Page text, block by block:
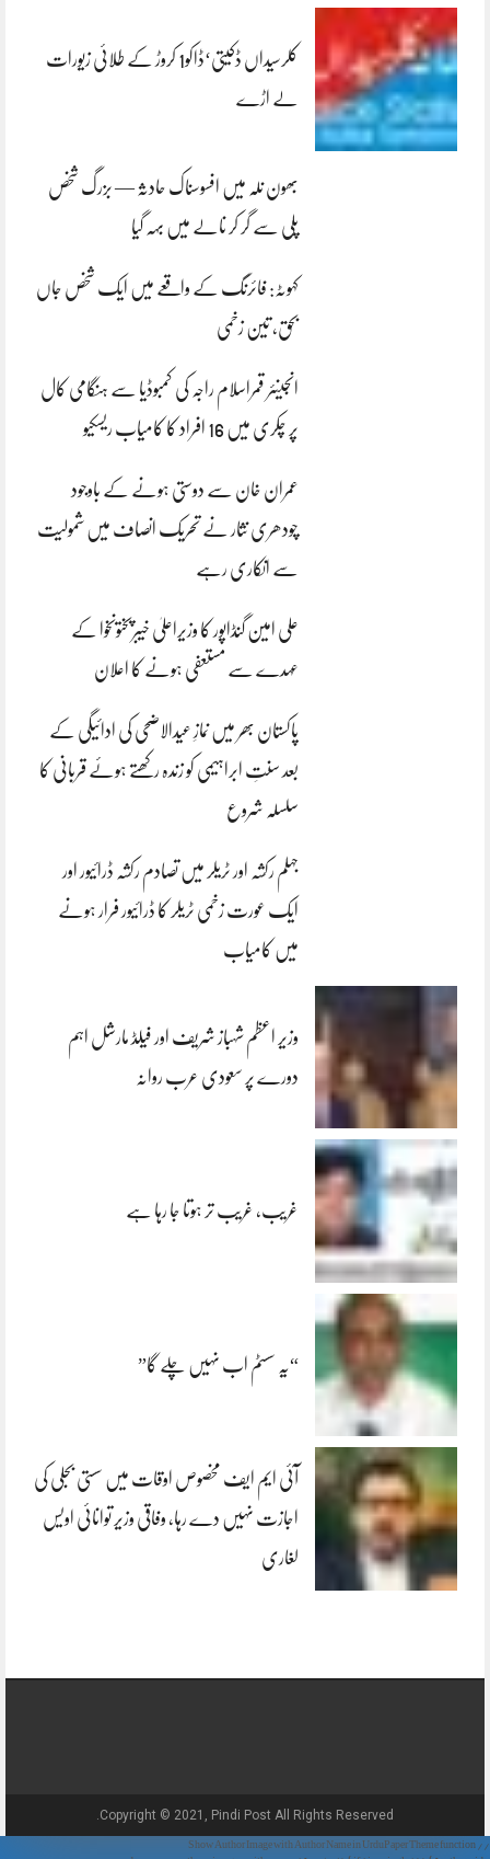
کلرسیداں ڈکیتی‘ڈاکو1 کروڑ کے طلائی زیورات
لے اڑے
بھون نلہ میں افسوسناک حادثہ — بزرگ شخص
پلی سے گر کر نالے میں بہہ گیا
کہوٹہ: فائرنگ کے واقعے میں ایک شخص جاں
بحق، تین زخمی
انجینئر قمراسلام راجہ کی کمبوڈیا سے ہنگامی کال
پر چکری میں 16 افراد کا کامیاب ریسکیو
عمران خان سے دوستی ہونے کے باوجود
چودھری نثار نے تحریک انصاف میں شمولیت
سے انکاری رہے
علی امین گنڈاپور کا وزیراعلیٰ خیبرپختونخوا کے
عہدے سے مستعفی ہونے کا اعلان
پاکستان بھر میں نمازِ عیدالاضحی کی ادائیگی کے
بعد سنتِ ابراہیمی کو زندہ رکھتے ہوئے قربانی کا
سلسلہ شروع
جہلم رکشہ اور ٹریلر میں تصادم رکشہ ڈرائیور اور
ایک عورت زخمی ٹریلر کا ڈرائیور فرار ہونے
میں کامیاب
وزیر اعظم شہباز شریف اور فیلڈ مارشل اہم
دورے پر سعودی عرب روانہ
غریب، غریب تر ہوتا جا رہا ہے
“یہ سسٹم اب نہیں چلے گا”
آئی ایم ایف مخصوص اوقات میں سستی بجلی کی
اجازت نہیں دے رہا، وفاقی وزیر توانائی اویس
لغاری
Copyright © 2021, Pindi Post All Rights Reserved.
// Show Author Image with Author Name in UrduPaper Theme function